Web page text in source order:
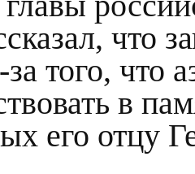
что
того, что
в
его отцу